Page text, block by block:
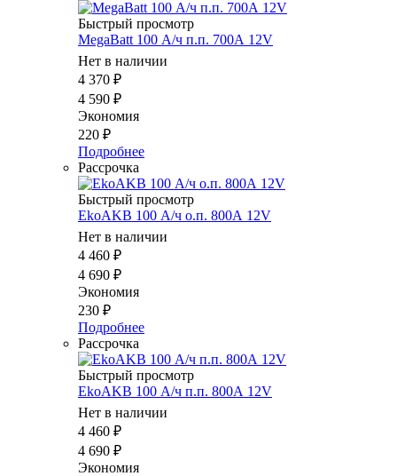
Быстрый просмотр
MegaBatt 100 А/ч п.п. 700А 12V
Нет в наличии
4 370 ₽
4 590 ₽
Экономия
220 ₽
Подробнее
Рассрочка
Быстрый просмотр
EkoAKB 100 А/ч о.п. 800А 12V
Нет в наличии
4 460 ₽
4 690 ₽
Экономия
230 ₽
Подробнее
Рассрочка
Быстрый просмотр
EkoAKB 100 А/ч п.п. 800А 12V
Нет в наличии
4 460 ₽
4 690 ₽
Экономия